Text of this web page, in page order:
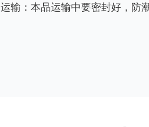
运输：本品运输中要密封好，防